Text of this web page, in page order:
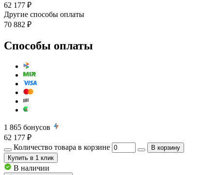
62 177 ₽
Другие способы оплаты
70 882 ₽
Способы оплаты
1 865 бонусов
62 177 ₽
Количество товара в корзине
В корзину
Купить в 1 клик
В наличии